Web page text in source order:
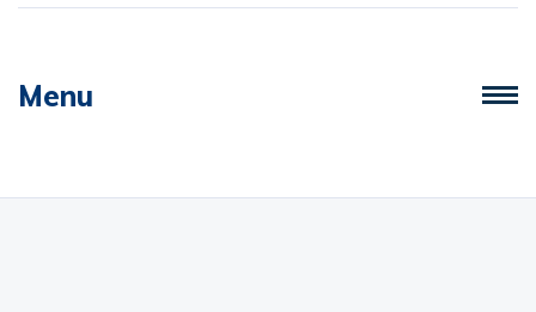
Menu